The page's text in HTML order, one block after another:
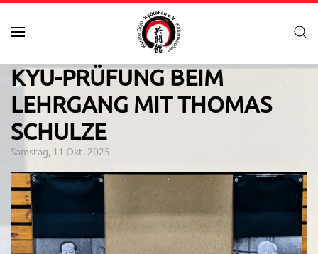
Zum Hauptinhalt springen
KYU-PRÜFUNG BEIM
LEHRGANG MIT THOMAS
SCHULZE
Samstag, 11 Okt. 2025